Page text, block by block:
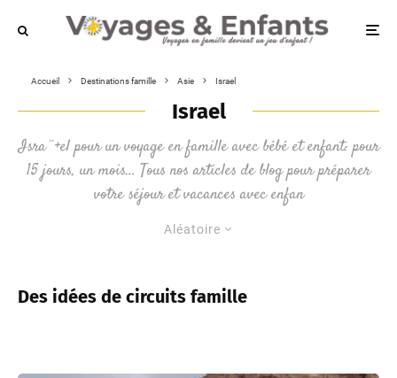
Accueil Destinations famille Asie Israel
Israel
Isra¨+el pour un voyage en famille avec bébé et enfant: pour
15 jours, un mois… Tous nos articles de blog pour préparer
votre séjour et vacances avec enfan
Aléatoire
Des idées de circuits famille